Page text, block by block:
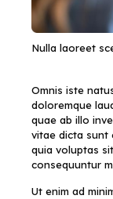
Nulla laoreet
Omnis iste
doloremque
quae ab illo
vitae dicta sunt
quia voluptas
consequuntur
Ut enim ad